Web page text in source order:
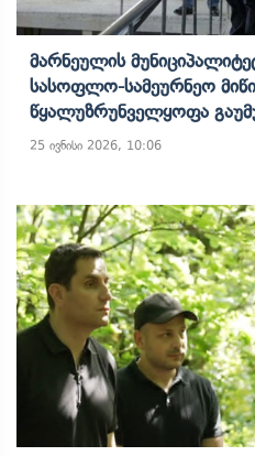
Მარნეულის
Სასოფლო-Სამეურნეო
Წყალუზრუნველყოფა
25 ივნისი 2026, 10:06